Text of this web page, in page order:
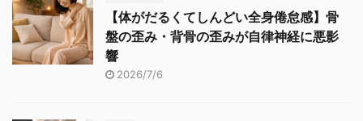
【体がだるくてしんどい全身倦怠感】骨
盤の歪み・背骨の歪みが自律神経に悪影
響
2026/7/6